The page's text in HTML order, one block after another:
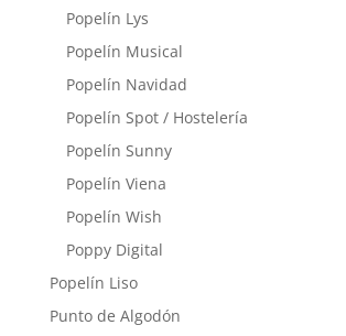
Popelín Lys
Popelín Musical
Popelín Navidad
Popelín Spot / Hostelería
Popelín Sunny
Popelín Viena
Popelín Wish
Poppy Digital
Popelín Liso
Punto de Algodón